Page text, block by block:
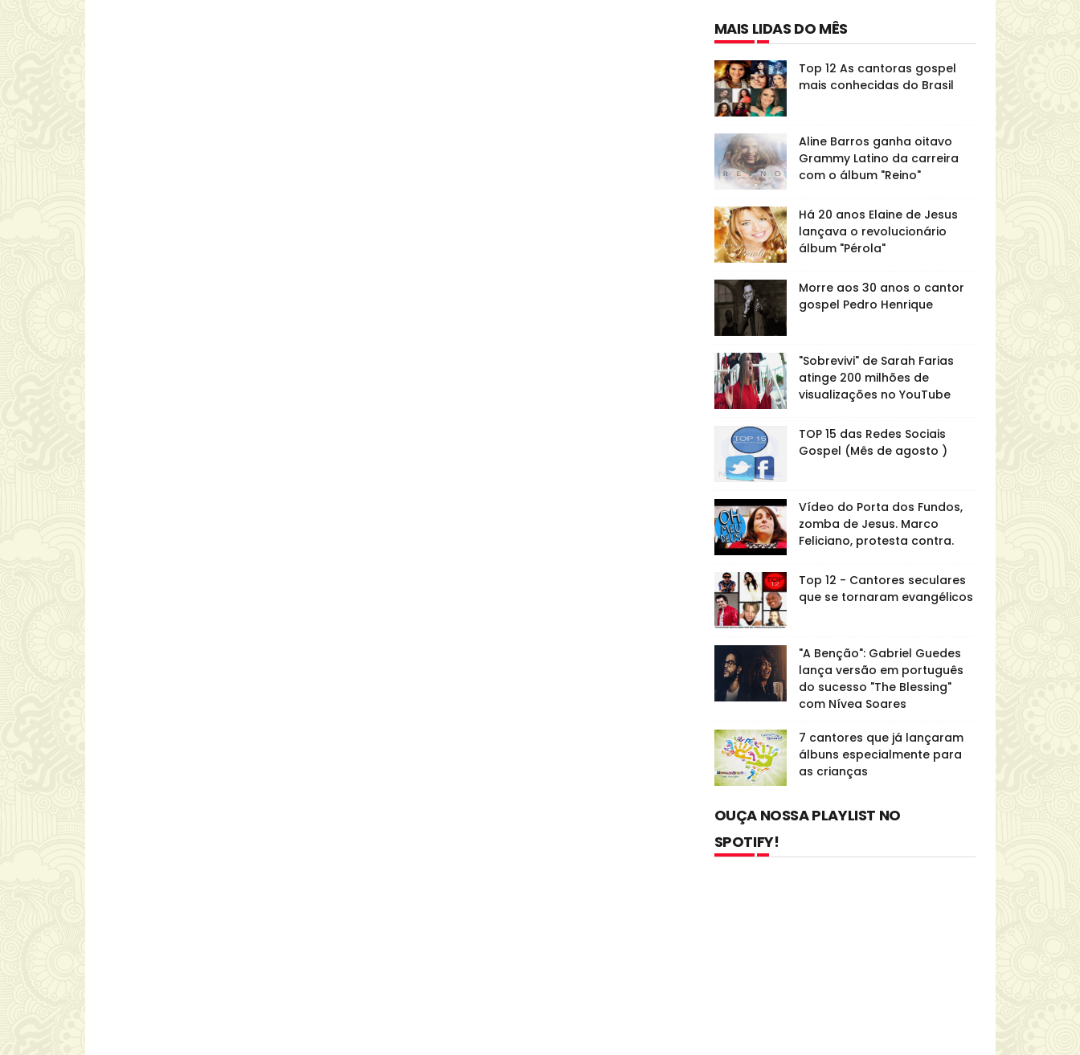
MAIS LIDAS DO MÊS
Top 12 As cantoras gospel
mais conhecidas do Brasil
Aline Barros ganha oitavo
Grammy Latino da carreira
com o álbum "Reino"
Há 20 anos Elaine de Jesus
lançava o revolucionário
álbum "Pérola"
Morre aos 30 anos o cantor
gospel Pedro Henrique
"Sobrevivi" de Sarah Farias
atinge 200 milhões de
visualizações no YouTube
TOP 15 das Redes Sociais
Gospel (Mês de agosto )
Vídeo do Porta dos Fundos,
zomba de Jesus. Marco
Feliciano, protesta contra.
Top 12 - Cantores seculares
que se tornaram evangélicos
"A Benção": Gabriel Guedes
lança versão em português
do sucesso "The Blessing"
com Nívea Soares
7 cantores que já lançaram
álbuns especialmente para
as crianças
OUÇA NOSSA PLAYLIST NO
SPOTIFY!